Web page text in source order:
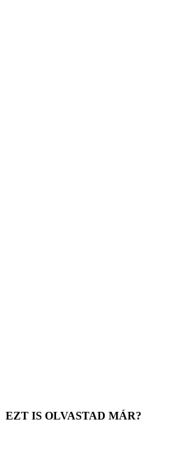
EZT IS OLVASTAD MÁR?